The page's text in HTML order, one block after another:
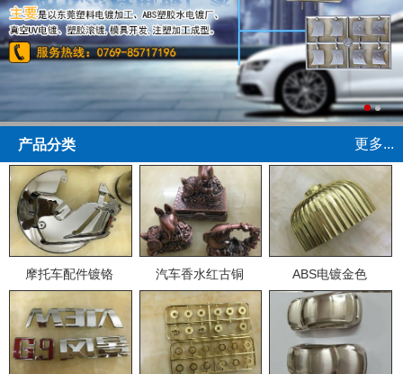
产品分类 更多...
摩托车配件镀铬 汽车香水红古铜 ABS电镀金色